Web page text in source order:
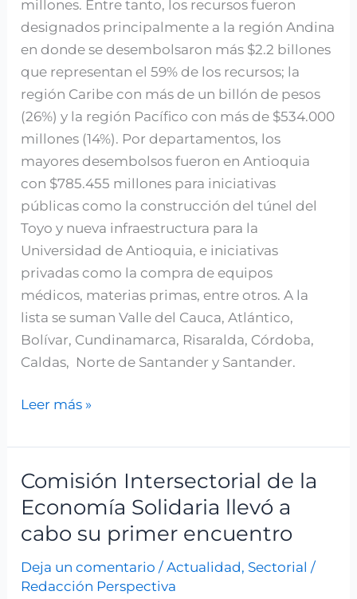
millones. Entre tanto, los recursos fueron
designados principalmente a la región Andina
en donde se desembolsaron más $2.2 billones
que representan el 59% de los recursos; la
región Caribe con más de un billón de pesos
(26%) y la región Pacífico con más de $534.000
millones (14%). Por departamentos, los
mayores desembolsos fueron en Antioquia
con $785.455 millones para iniciativas
públicas como la construcción del túnel del
Toyo y nueva infraestructura para la
Universidad de Antioquia, e iniciativas
privadas como la compra de equipos
médicos, materias primas, entre otros. A la
lista se suman Valle del Cauca, Atlántico,
Bolívar, Cundinamarca, Risaralda, Córdoba,
Caldas, Norte de Santander y Santander.
Leer más »
Comisión Intersectorial de la
Economía Solidaria llevó a
cabo su primer encuentro
Deja un comentario /Actualidad, Sectorial /
Redacción Perspectiva
Comisión
Intersectorial
la
Economía
Solidaria